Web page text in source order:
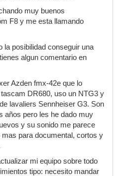
muy buenos
F8 y me esta llamando
la posibilidad conseguir una
algun comentario en
Azden fmx-42e que lo
DR680, uso un NTG3 y
lavaliers Sennheiser G3. Son
años pero les he dado muy
y su sonido me parece
para documental, cortos y
mi equipo sobre todo
tipo: necesito mandar